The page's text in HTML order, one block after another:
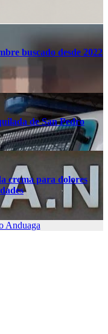
buscado desde 2022
de San Pedro
crema para dolores
Anduaga